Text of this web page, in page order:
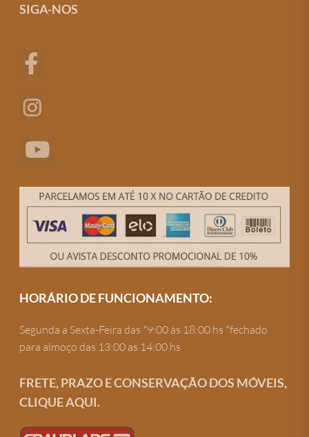
SIGA-NOS
HORÁRIO DE FUNCIONAMENTO:
Segunda a Sexta-Feira das *9:00 às 18:00 hs *fechado
para almoço das 13:00 as 14:00 hs
FRETE, PRAZO E CONSERVAÇÃO DOS MÓVEIS,
CLIQUE AQUI.